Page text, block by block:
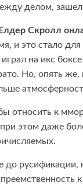
делом,
Елдер Скролл
и это стало
играл на икс
Но, опять
относить к
при этом даже
до русификации,